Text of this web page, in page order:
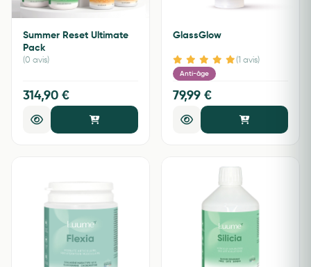
Summer Reset Ultimate
Pack
(0 avis)
314,90 €
GlassGlow
(1 avis)
Anti-âge
79,99 €